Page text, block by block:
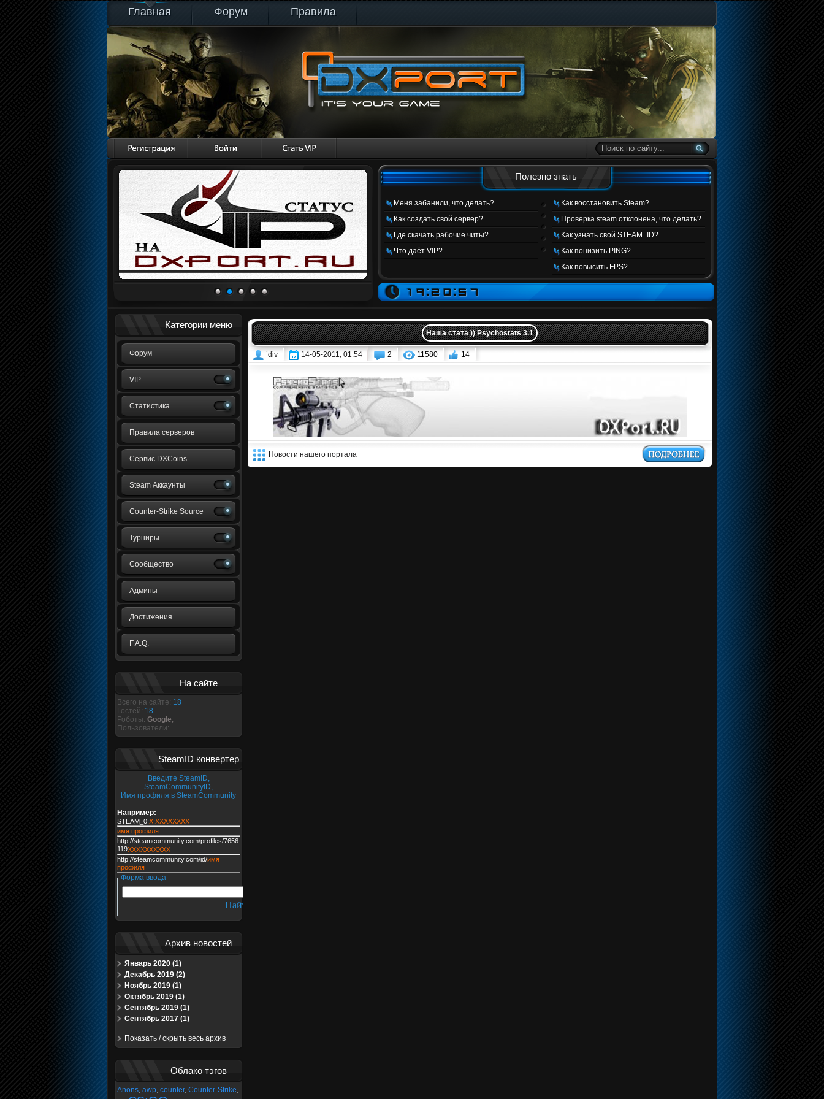
Главная Форум Правила
Полезно знать
Меня забанили, что делать?
Как создать свой сервер?
Где скачать рабочие читы?
Что даёт VIP?
Как восстановить Steam?
Проверка steam отклонена, что делать?
Как узнать свой STEAM_ID?
Как понизить PING?
Как повысить FPS?
Категории меню
Форум
VIP
Статистика
Правила серверов
Сервис DXCoins
Steam Аккаунты
Counter-Strike Source
Турниры
Сообщество
Админы
Достижения
F.A.Q.
На сайте
Всего на сайте: 18
Гостей: 18
Роботы: Google,
Пользователи:
SteamID конвертер
Введите SteamID,
SteamCommunityID,
Имя профиля в SteamCommunity
Например:
STEAM_0:X:XXXXXXXX
имя профиля
http://steamcommunity.com/profiles/7656
119XXXXXXXXXX
http://steamcommunity.com/id/имя
профиля
Форма ввода
Архив новостей
Январь 2020 (1)
Декабрь 2019 (2)
Ноябрь 2019 (1)
Октябрь 2019 (1)
Сентябрь 2019 (1)
Сентябрь 2017 (1)
Показать / скрыть весь архив
Облако тэгов
Anons, awp, counter, Counter-Strike,
Наша стата )) Psychostats 3.1
`div 14-05-2011, 01:54 2 11580 14
Новости нашего портала